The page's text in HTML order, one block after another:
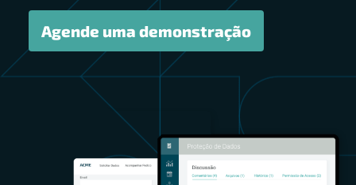
Agende uma demonstração